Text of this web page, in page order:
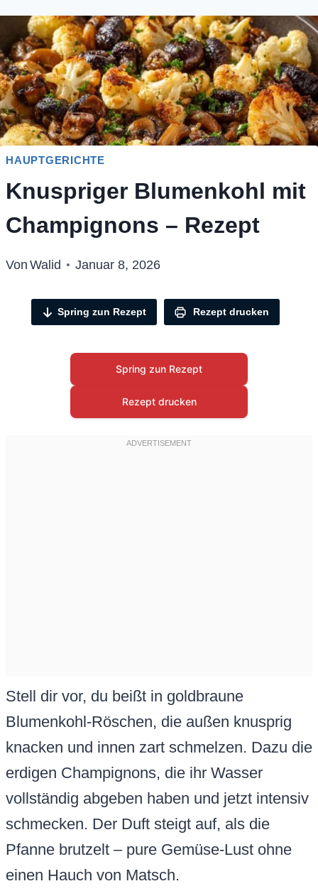
HAUPTGERICHTE
Knuspriger Blumenkohl mit
Champignons – Rezept
Von Walid Januar 8, 2026
Spring zun Rezept Rezept drucken
Spring zun Rezept
Rezept drucken
Stell dir vor, du beißt in goldbraune
Blumenkohl-Röschen, die außen knusprig
knacken und innen zart schmelzen. Dazu die
erdigen Champignons, die ihr Wasser
vollständig abgeben haben und jetzt intensiv
schmecken. Der Duft steigt auf, als die
Pfanne brutzelt – pure Gemüse-Lust ohne
einen Hauch von Matsch.